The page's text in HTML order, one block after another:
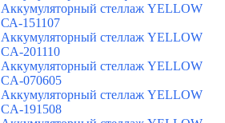
Аккумуляторный стеллаж YELLOW
СА-151107
Аккумуляторный стеллаж YELLOW
CA-201110
Аккумуляторный стеллаж YELLOW
CA-070605
Аккумуляторный стеллаж YELLOW
CA-191508